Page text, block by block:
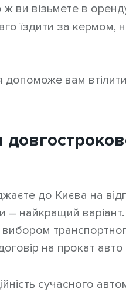
ви візьмете в
їздити за кермом,
вам втілити
до Києва на
– найкращий
на прокат авто
сучасного